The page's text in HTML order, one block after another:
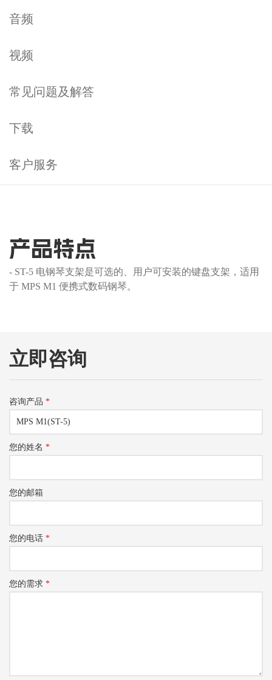
音频
视频
常见问题及解答
下载
客户服务
产品特点
- ST-5 电钢琴支架是可选的、用户可安装的键盘支架，适用
于 MPS M1 便携式数码钢琴。
立即咨询
咨询产品 *
您的姓名 *
您的邮箱
您的电话 *
您的需求 *